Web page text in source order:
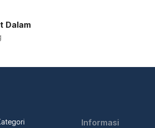
Dalam
Informasi